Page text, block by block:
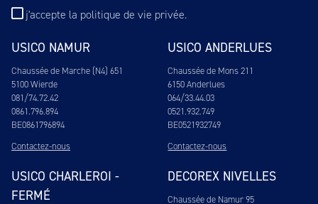
j'accepte la politique de vie privée.
USICO NAMUR
Chaussée de Marche (N4) 651
5100 Wierde
081/74.72.42
0861.796.894
BE0861796894
Contactez-nous
USICO ANDERLUES
Chaussée de Mons 211
6150 Anderlues
064/33.44.03
0521.932.749
BE0521932749
Contactez-nous
USICO CHARLEROI -
FERMÉ
DECOREX NIVELLES
Chaussée de Namur 95